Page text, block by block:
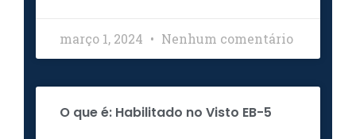
março 1, 2024 Nenhum comentário
O que é: Habilitado no Visto EB-5